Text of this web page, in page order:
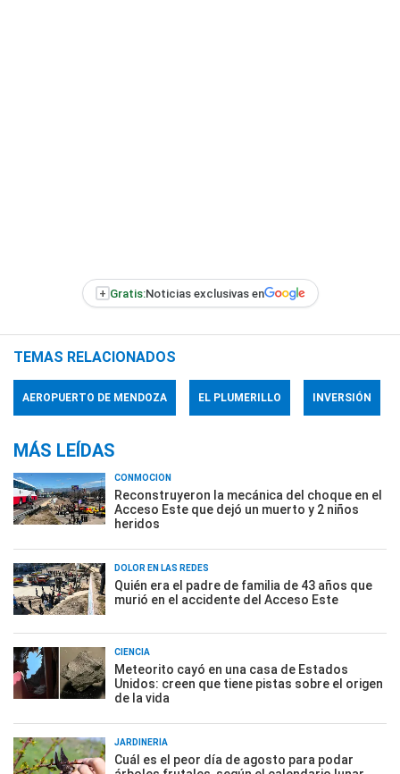
+ Gratis:Noticias exclusivas en
TEMAS RELACIONADOS
AEROPUERTO DE MENDOZA EL PLUMERILLO INVERSIÓN
MÁS LEÍDAS
CONMOCIÓN
Reconstruyeron la mecánica del choque en el
Acceso Este que dejó un muerto y 2 niños
heridos
DOLOR EN LAS REDES
Quién era el padre de familia de 43 años que
murió en el accidente del Acceso Este
CIENCIA
Meteorito cayó en una casa de Estados
Unidos: creen que tiene pistas sobre el origen
de la vida
JARDINERÍA
Cuál es el peor día de agosto para podar